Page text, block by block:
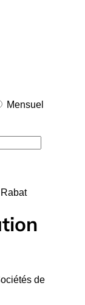
Mensuel
de